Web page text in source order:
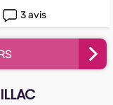
3 avis